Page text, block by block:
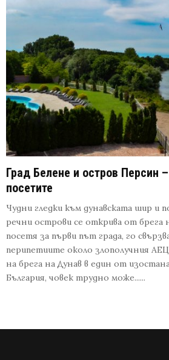
Град Белене и остров Персин
посетите
Чудни гледки към дунавската шир и
речни острови се открива от брега
посетя за първи път града, го
перипетиите около злополучния
на брега на Дунав в един от
България, човек трудно може......